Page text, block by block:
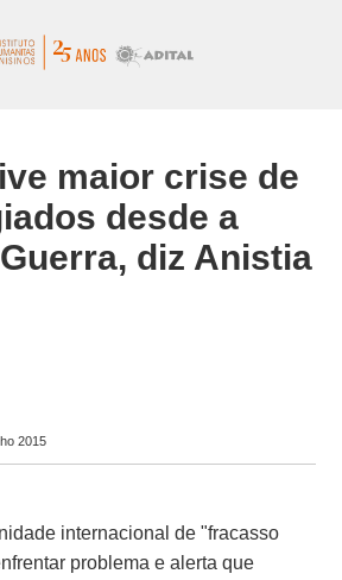
maior crise de
desde a
diz Anistia
2015
internacional de "fracasso
problema e alerta que